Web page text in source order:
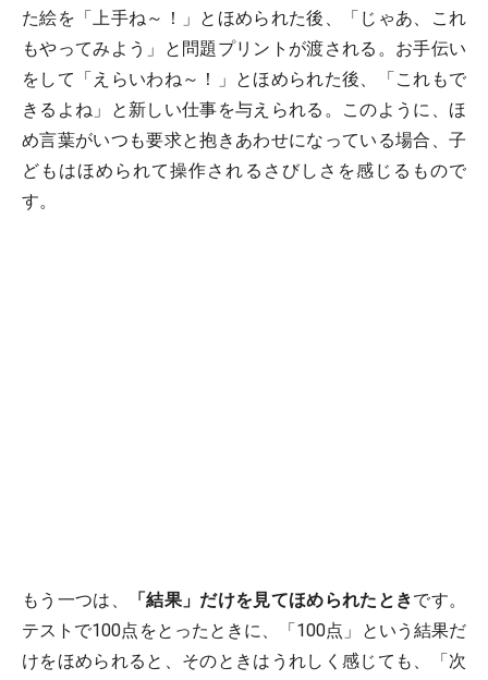
た絵を「上手ね～！」とほめられた後、「じゃあ、これ
もやってみよう」と問題プリントが渡される。お手伝い
をして「えらいわね～！」とほめられた後、「これもで
きるよね」と新しい仕事を与えられる。このように、ほ
め言葉がいつも要求と抱きあわせになっている場合、子
どもはほめられて操作されるさびしさを感じるもので
す。
もう一つは、 「結果」だけを見てほめられたときです。
テストで100点をとったときに、「100点」という結果だ
けをほめられると、そのときはうれしく感じても、「次